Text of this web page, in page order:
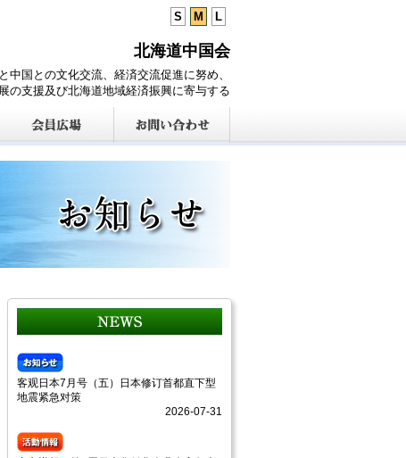
S M L
北海道中国会
中国との文化交流、経済交流促進に努め、
の支援及び北海道地域経済振興に寄与する
客观日本7月号（五）日本修订首都直下型
地震紧急对策
2026-07-31